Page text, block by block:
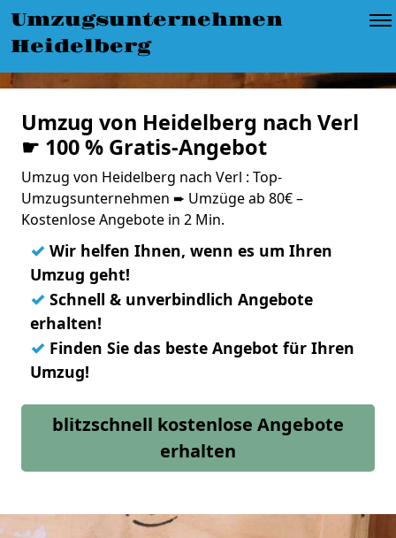
Umzugsunternehmen
Heidelberg
Umzug von Heidelberg nach Verl
☛ 100 % Gratis-Angebot
Umzug von Heidelberg nach Verl : Top-
Umzugsunternehmen ➨ Umzüge ab 80€ –
Kostenlose Angebote in 2 Min.
✓ Wir helfen Ihnen, wenn es um Ihren
Umzug geht!
✓ Schnell & unverbindlich Angebote
erhalten!
✓ Finden Sie das beste Angebot für Ihren
Umzug!
blitzschnell kostenlose Angebote
erhalten